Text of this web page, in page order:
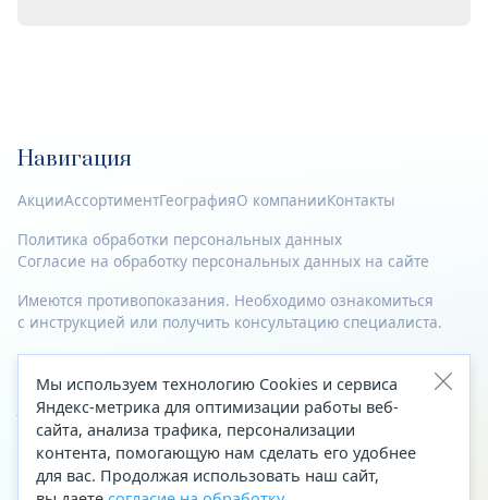
Навигация
АкцииАссортиментГеографияО компанииКонтакты
Политика обработки персональных данных
Согласие на обработку персональных данных на сайте
Имеются противопоказания. Необходимо ознакомиться
с инструкцией или получить консультацию специалиста.
© 2023—2026 Все права защищены.
Адрес
Архангельск, ул. Папанина, д. 19 (вход в здание со стороны
автоцентра «Тойота»)
Мы используем технологию Cookies и сервиса
Яндекс-метрика для оптимизации работы веб-
сайта, анализа трафика, персонализации
контента, помогающую нам сделать его удобнее
для вас. Продолжая использовать наш сайт,